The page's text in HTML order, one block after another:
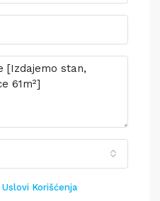
Uslovi Korišćenja